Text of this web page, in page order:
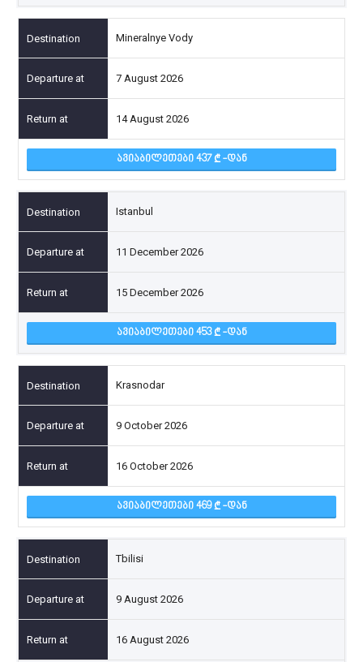
Mineralnye Vody
7 August 2026
14 August 2026
ᲐᲕᲘᲐᲑᲘᲚᲔᲗᲔᲑᲘ 437 -ᲓᲐᲜ
Istanbul
11 December 2026
15 December 2026
ᲐᲕᲘᲐᲑᲘᲚᲔᲗᲔᲑᲘ 453 -ᲓᲐᲜ
Krasnodar
9 October 2026
16 October 2026
ᲐᲕᲘᲐᲑᲘᲚᲔᲗᲔᲑᲘ 469 -ᲓᲐᲜ
Tbilisi
9 August 2026
16 August 2026